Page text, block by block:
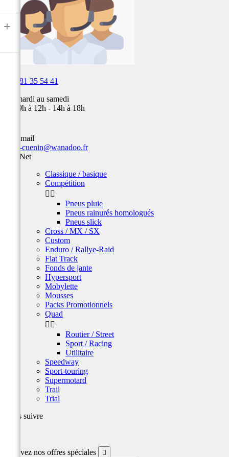
+
03 81 35 54 41
Du mardi au samedi
de 09h à 12h - 14h à 18h
Par email
team-cuenin@wanadoo.fr
Prix Net
Classique / basique
Compétition
 
Pneus pluie
Pneus rainurés homologués
Pneus slick
Cross / MX / SX
Custom
Enduro / Rallye-Raid
Flat Track
Fonds de jante
Hypersport
Mobylette
Mousses
Packs Promotionnels
Quad
 
Routier / Street
Sport / Racing
Utilitaire
Speedway
Sport-touring
Supermotard
Trail
Trial
Nous suivre
Recevez nos offres spéciales 